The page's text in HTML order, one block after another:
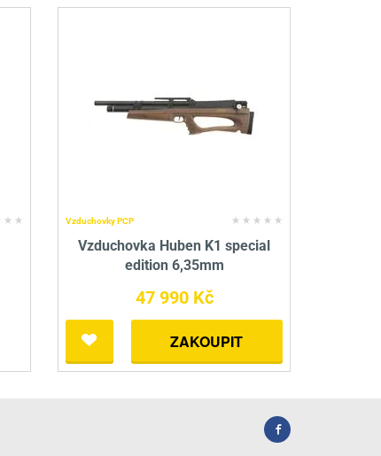
Vzduchovky PCP
Vzduchovka Huben K1 special
edition 6,35mm
47 990 Kč
ZAKOUPIT